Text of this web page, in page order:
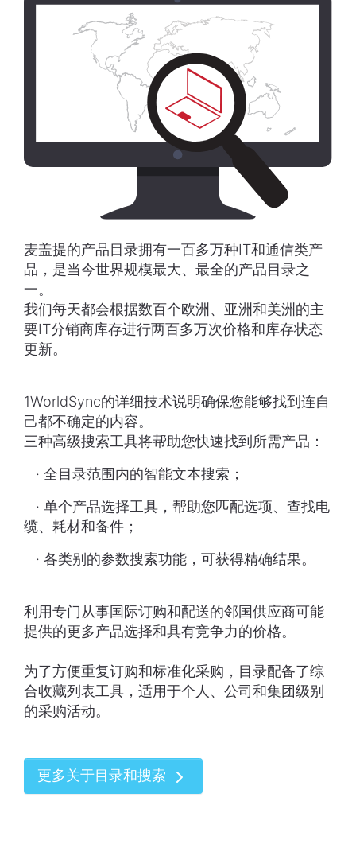
麦盖提的产品目录拥有一百多万种IT和通信类产
品，是当今世界规模最大、最全的产品目录之
一。
我们每天都会根据数百个欧洲、亚洲和美洲的主
要IT分销商库存进行两百多万次价格和库存状态
更新。
1WorldSync的详细技术说明确保您能够找到连自
己都不确定的内容。
三种高级搜索工具将帮助您快速找到所需产品：
· 全目录范围内的智能文本搜索；
· 单个产品选择工具，帮助您匹配选项、查找电
缆、耗材和备件；
· 各类别的参数搜索功能，可获得精确结果。
利用专门从事国际订购和配送的邻国供应商可能
提供的更多产品选择和具有竞争力的价格。
为了方便重复订购和标准化采购，目录配备了综
合收藏列表工具，适用于个人、公司和集团级别
的采购活动。
更多关于目录和搜索